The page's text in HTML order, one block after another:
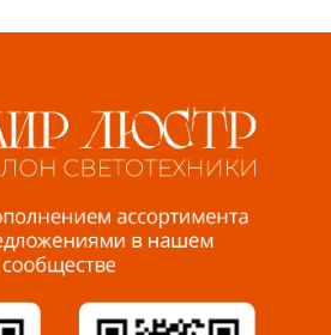
61 ТЦ "Стройбери"
95